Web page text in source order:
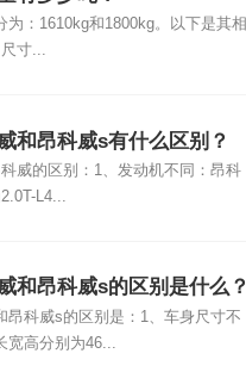
为：1610kg和1800kg。以下是其相
寸...
和昂科威s有什么区别？
威的区别：1、发动机不同：昂科
L4...
和昂科威s的区别是什么？
昂科威s的区别是：1、车身尺寸不
宽高分别为46...